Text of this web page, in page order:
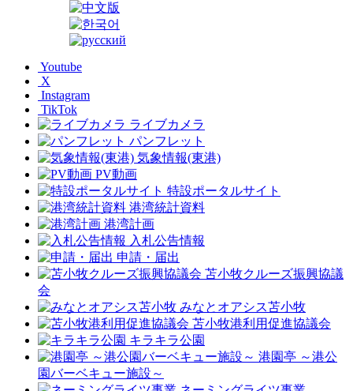
Youtube
X
Instagram
TikTok
ライブカメラ
パンフレット
気象情報(東港)
PV動画
特設ポータルサイト
港湾統計資料
港湾計画
入札公告情報
申請・届出
苫小牧クルーズ振興協議
会
みなとオアシス苫小牧
苫小牧港利用促進協議会
キラキラ公園
港園亭 ～港公
園バーベキュー施設～